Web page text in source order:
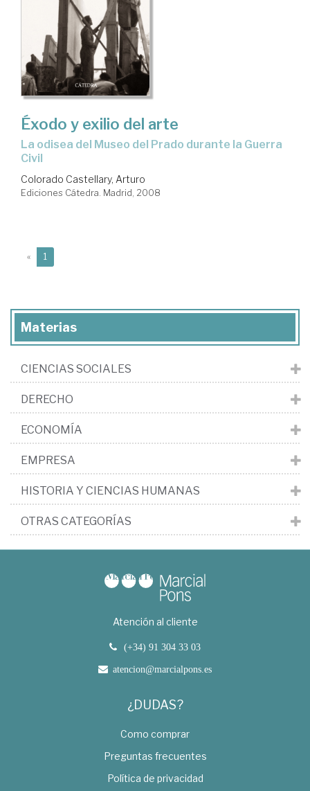
Éxodo y exilio del arte
la odisea del Museo del Prado durante la Guerra
Civil
Colorado Castellary, Arturo
Ediciones Cátedra. Madrid, 2008
« 1
Materias
CIENCIAS SOCIALES
DERECHO
ECONOMÍA
EMPRESA
HISTORIA Y CIENCIAS HUMANAS
OTRAS CATEGORÍAS
Atención al cliente
(+34) 91 304 33 03
atencion@marcialpons.es
¿DUDAS?
Como comprar
Preguntas frecuentes
Política de privacidad